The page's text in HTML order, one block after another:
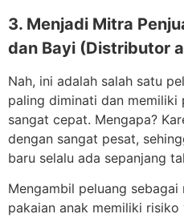
3. Menjadi Mitra
dan Bayi (Distributor
Nah, ini adalah salah satu
paling diminati dan memiliki
sangat cepat. Mengapa?
dengan sangat pesat,
baru selalu ada sepanjang
Mengambil peluang
pakaian anak memiliki